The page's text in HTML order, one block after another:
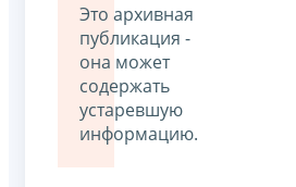
Это архивная
публикация -
она может
содержать
устаревшую
информацию.